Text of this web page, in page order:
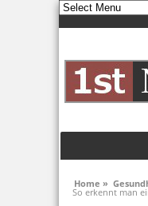
Home »
So erkennt man